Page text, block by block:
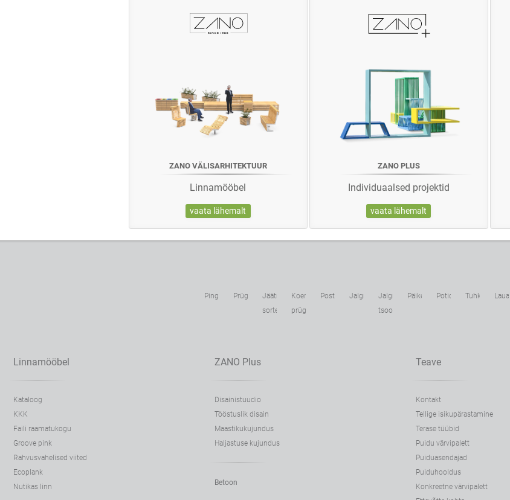
ZANO VÄLISARHITEKTUUR
Linnamööbel
vaata lähemalt
ZANO PLUS
Individuaalsed projektid
vaata lähemalt
Pingid PrügikastidJäätmete
sorteerimiskastid
Koera
prügikastid
PostitusedJalgrattahoidjadJalgrattasõidu
tsoon
Päikesejaamad
Potid Tuhkatoosid
Lauad
Linnamööbel
Kataloog
KKK
Faili raamatukogu
Groove pink
Rahvusvahelised viited
Ecoplank
Nutikas linn
ZANO Plus
Disainistuudio
Tööstuslik disain
Maastikukujundus
Haljastuse kujundus
Betoon
Teave
Kontakt
Tellige isikupärastamine
Terase tüübid
Puidu värvipalett
Puiduasendajad
Puiduhooldus
Konkreetne värvipalett